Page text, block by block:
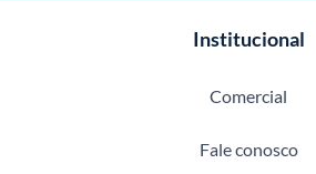
Institucional
Comercial
Fale conosco